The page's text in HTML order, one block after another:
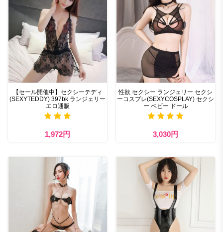
【セール開催中】セクシーテディ
(SEXYTEDDY) 397bk ランジェリー
エロ通販
1,972円
性欲 セクシー ランジェリー セクシ
ーコスプレ(SEXYCOSPLAY) セクシ
ー ベビー ドール
3,030円